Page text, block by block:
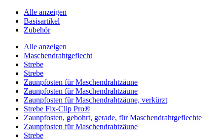
Alle anzeigen
Basisartikel
Zubehör
Alle anzeigen
Maschendrahtgeflecht
Strebe
Strebe
Zaunpfosten für Maschendrahtzäune
Zaunpfosten für Maschendrahtzäune
Zaunpfosten für Maschendrahtzäune, verkürzt
Strebe Fix-Clip Pro®
Zaunpfosten, gebohrt, gerade, für Maschendrahtgeflechte
Zaunpfosten für Maschendrahtzäune
Strebe